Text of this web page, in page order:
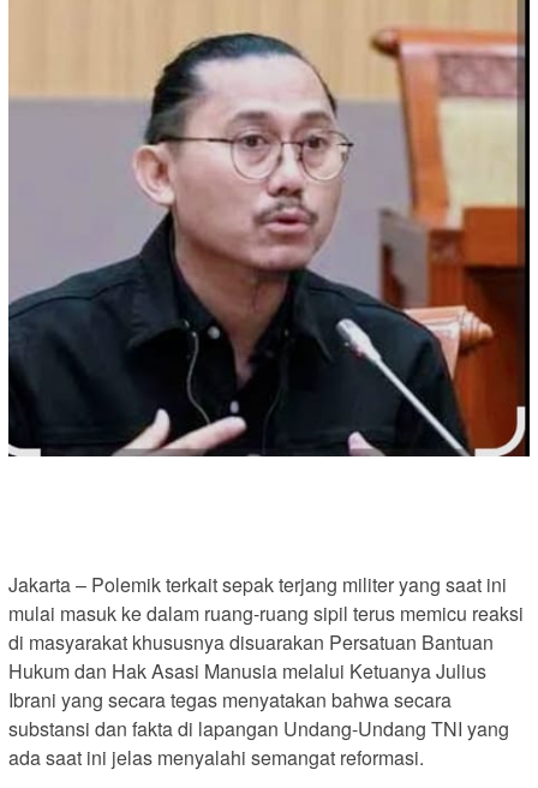
Jakarta – Polemik terkait sepak terjang militer yang saat ini
mulai masuk ke dalam ruang-ruang sipil terus memicu reaksi
di masyarakat khususnya disuarakan Persatuan Bantuan
Hukum dan Hak Asasi Manusia melalui Ketuanya Julius
Ibrani yang secara tegas menyatakan bahwa secara
substansi dan fakta di lapangan Undang-Undang TNI yang
ada saat ini jelas menyalahi semangat reformasi.